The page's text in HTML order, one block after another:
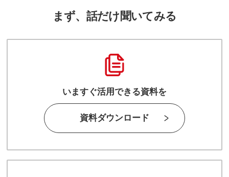
まず、話だけ聞いてみる
いますぐ活用できる資料を
資料ダウンロード